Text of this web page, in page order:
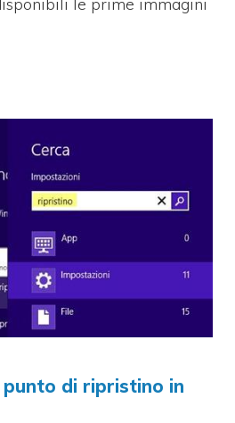
punto di ripristino in